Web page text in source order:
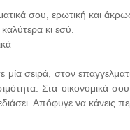
σου, ερωτική και
κι εσύ.
μία σειρά, στον
Στα οικονομικά
Απόφυγε να κάνεις